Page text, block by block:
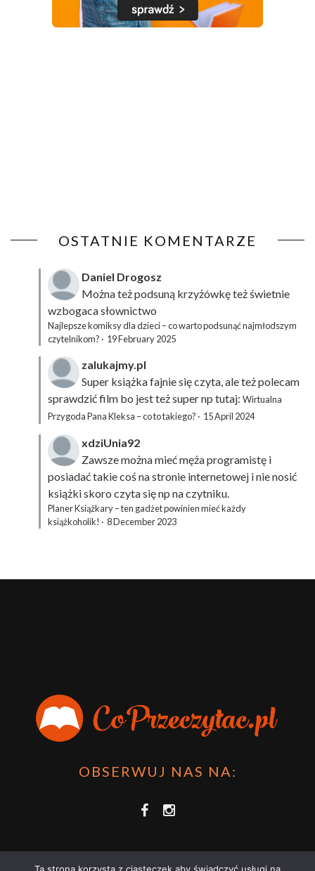
OSTATNIE KOMENTARZE
Daniel Drogosz
Można też podsuną krzyżówkęteż świetnie
wzbogaca słownictwo
Najlepsze komiksy dla dzieci – co warto podsunąć najmłodszym
czytelnikom? · 19 February 2025
zalukajmy.pl
Super książka fajnie się czyta, ale też polecam
sprawdzić film bo jest też super np tutaj: Wirtualna
Przygoda Pana Kleksa – co to takiego? · 15 April 2024
xdziUnia92
Zawsze można mieć męża programistę i
posiadać takie coś na stronie internetowej i nie nosić
książki skoro czyta się np na czytniku.
Planer Książkary – ten gadżet powinien mieć każdy
książkoholik! · 8 December 2023
OBSERWUJ NAS NA: